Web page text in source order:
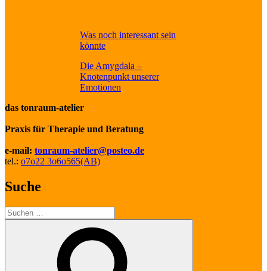
Was noch interessant sein
könnte
Die Amygdala –
Knotenpunkt unserer
Emotionen
das tonraum-atelier
Praxis für Therapie und Beratung
e-mail: tonraum-atelier@posteo.de
tel.: o7o22 3o6o565(AB)
Suche
Suche
nach: